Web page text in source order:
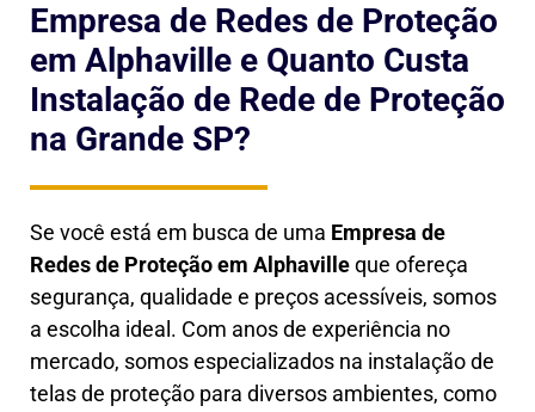
Empresa de Redes de Proteção
em Alphaville e Quanto Custa
Instalação de Rede de Proteção
na Grande SP?
Se você está em busca de uma Empresa de
Redes de Proteção em Alphavilleque ofereça
segurança, qualidade e preços acessíveis, somos
a escolha ideal. Com anos de experiência no
mercado, somos especializados na instalação de
telas de proteção para diversos ambientes, como